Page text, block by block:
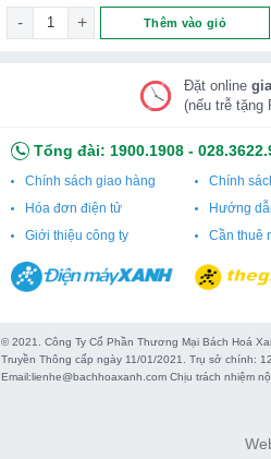
Sò Điệp Úc Tasmania Nguyên Con
Thêm vào giỏ
Đặt online
(nếu trễ tặng
Tổng đài: 1900.1908 -
Chính sách giao hàng
Hóa đơn điện tử
Giới thiệu công ty
Chính
Hướng
Cần thuê
© 2021. Công Ty Cổ Phần Thương Mại Bách Hoá
Truyền Thông cấp ngày 11/01/2021. Trụ sở chính:
Email:lienhe@bachhoaxanh.com Chịu trách nhiệm